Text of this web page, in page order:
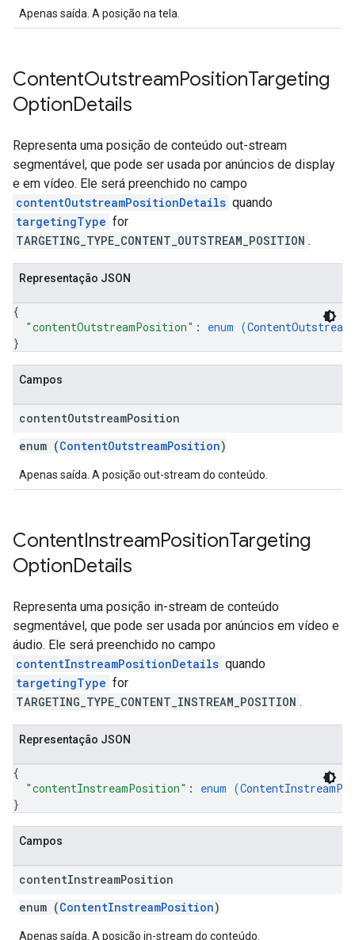
Apenas saída. A posição na tela.
ContentOutstreamPositionTargeting
OptionDetails
Representa uma posição de conteúdo out-stream
segmentável, que pode ser usada por anúncios de display
e em vídeo. Ele será preenchido no campo
contentOutstreamPositionDetails quando
targetingType for
TARGETING_TYPE_CONTENT_OUTSTREAM_POSITION .
Representação JSON
{
"contentOutstreamPosition" : enum (
}
Campos
contentOutstreamPosition
enum (ContentOutstreamPosition)
Apenas saída. A posição out-stream do conteúdo.
ContentInstreamPositionTargeting
OptionDetails
Representa uma posição in-stream de conteúdo
segmentável, que pode ser usada por anúncios em vídeo e
áudio. Ele será preenchido no campo
contentInstreamPositionDetails quando
targetingType for
TARGETING_TYPE_CONTENT_INSTREAM_POSITION .
Representação JSON
{
"contentInstreamPosition" : enum (
}
Campos
contentInstreamPosition
enum (ContentInstreamPosition)
Apenas saída. A posição in-stream do conteúdo.